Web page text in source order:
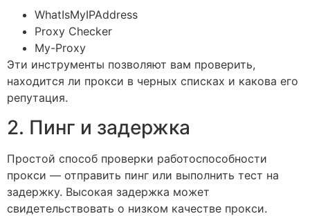
WhatIsMyIPAddress
Proxy Checker
My-Proxy
Эти инструменты позволяют вам проверить,
находится ли прокси в черных списках и какова его
репутация.
2. Пинг и задержка
Простой способ проверки работоспособности
прокси — отправить пинг или выполнить тест на
задержку. Высокая задержка может
свидетельствовать о низком качестве прокси.